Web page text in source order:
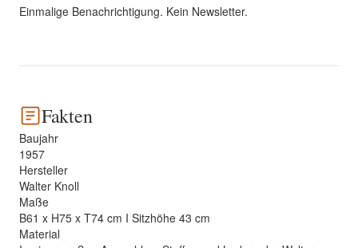
Einmalige Benachrichtigung. Kein Newsletter.
Fakten
Baujahr
1957
Hersteller
Walter Knoll
Maße
B61 x H75 x T74 cm I Sitzhöhe 43 cm
Material